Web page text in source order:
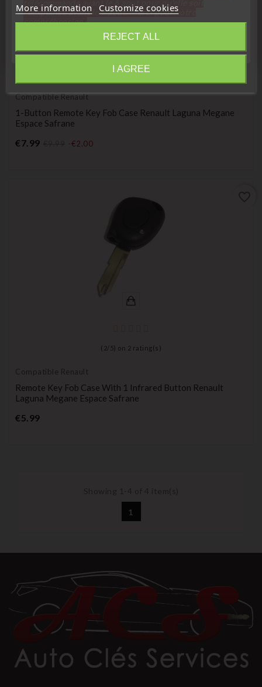
5) on2rating(s)
Compatible Renault
1-Button Remote Key Fob Case Renault Laguna Megane
Espace Safrane
€7.99 -€2.00Price
( 2/ 5) on 2 rating(s)
Compatible Renault
Remote Key Fob Case With 1 Infrared Button Renault
Laguna Megane Espace Safrane
€5.99Price
1
More information Customize cookies
REJECT ALL
I AGREE
télécommande avant le 6 aout pour qu'elle soit
réexpédiée avant le 7 aout. Merci pour votre
compréhension»
Close
Information